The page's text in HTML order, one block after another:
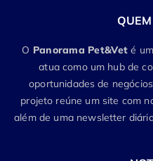
O Panorama Pet&Vet é
atua como um hub de
oportunidades de
projeto reúne um site com
além de uma newsletter